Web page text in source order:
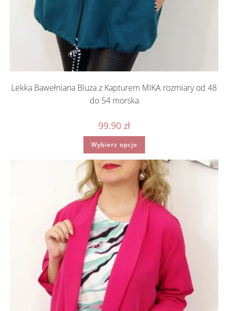
Lekka Bawełniana Bluza z Kapturem MIKA rozmiary od 48
do 54 morska
99.90 zł
Wybierz opcje
Ten
ma
wiele
wariantów.
Opcje
można
wybrać
na
stronie
produktu